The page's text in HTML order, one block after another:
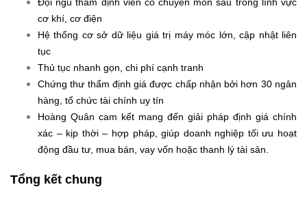
cơ khí, cơ điện
Hệ thống cơ sở dữ liệu giá trị máy móc lớn, cập nhật liên
tục
Thủ tục nhanh gọn, chi phí cạnh tranh
Chứng thư thẩm định giá được chấp nhận bởi hơn 30 ngân
hàng, tổ chức tài chính uy tín
Hoàng Quân cam kết mang đến giải pháp định giá chính
xác – kịp thời – hợp pháp, giúp doanh nghiệp tối ưu hoạt
động đầu tư, mua bán, vay vốn hoặc thanh lý tài sản.
Tổng kết chung